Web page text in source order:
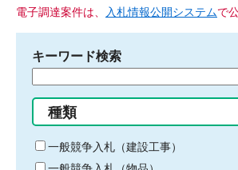
電子調達案件は、 入札情報公開システムで
キーワード検索
る
キ
ー
種類
一般競争入札（建設工事）